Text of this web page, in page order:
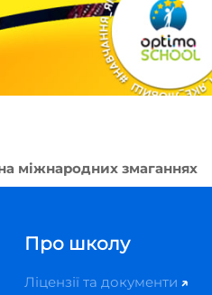
міжнародних змаганнях
Про школу
Ліцензії та документи